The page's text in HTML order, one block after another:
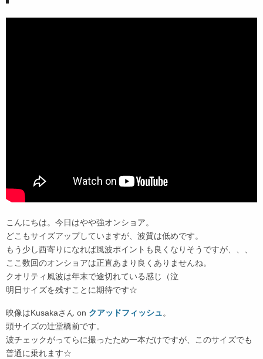
こんにちは。今日はやや強オンショア。
どこもサイズアップしていますが、波質は低めです。
もう少し西寄りになれば風波ポイントも良くなりそうですが、、、
ここ数回のオンショアは正直あまり良くありませんね。
クオリティ風波は年末で途切れている感じ（泣
明日サイズを残すことに期待です☆
映像はKusakaさん on クアッドフィッシュ。
頭サイズの辻堂橋前です。
波チェックがってらに撮ったため一本だけですが、このサイズでも
普通に乗れます☆